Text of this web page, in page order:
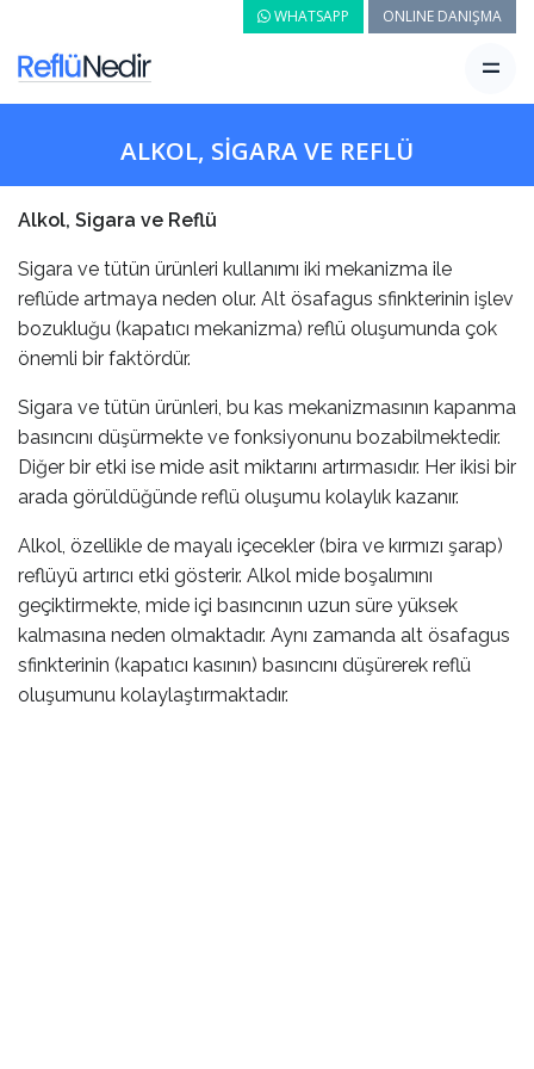
WHATSAPP ONLINE DANIŞMA
ALKOL, SİGARA VE REFLÜ
Alkol, Sigara ve Reflü
Sigara ve tütün ürünleri kullanımı iki mekanizma ile
reflüde artmaya neden olur. Alt ösafagus sfinkterinin işlev
bozukluğu (kapatıcı mekanizma) reflü oluşumunda çok
önemli bir faktördür.
Sigara ve tütün ürünleri, bu kas mekanizmasının kapanma
basıncını düşürmekte ve fonksiyonunu bozabilmektedir.
Diğer bir etki ise mide asit miktarını artırmasıdır. Her ikisi bir
arada görüldüğünde reflü oluşumu kolaylık kazanır.
Alkol, özellikle de mayalı içecekler (bira ve kırmızı şarap)
reflüyü artırıcı etki gösterir. Alkol mide boşalımını
geçiktirmekte, mide içi basıncının uzun süre yüksek
kalmasına neden olmaktadır. Aynı zamanda alt ösafagus
sfinkterinin (kapatıcı kasının) basıncını düşürerek reflü
oluşumunu kolaylaştırmaktadır.